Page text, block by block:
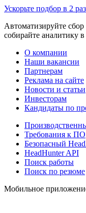
Ускорьте подбор в 2
Автоматизируйте сбор
собирайте аналитику
О компании
Наши вакансии
Партнерам
Реклама на сайте
Новости и статьи
Инвесторам
Кандидаты по
Требования к ПО
Безопасный
HeadHunter API
Поиск работы
Поиск по резюме
Мобильное